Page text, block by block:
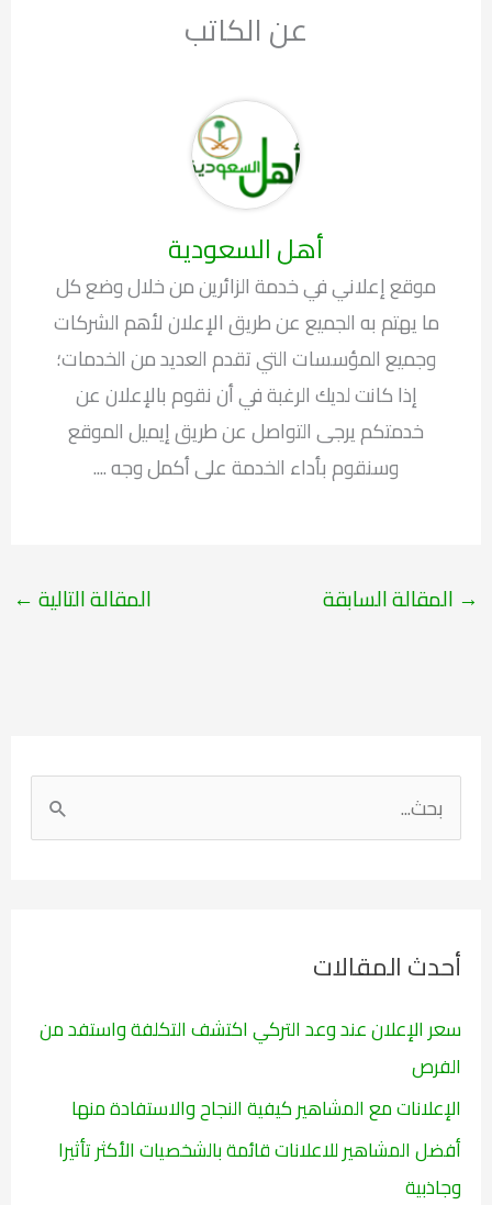
عن الكاتب
أهل السعودية
موقع إعلاني في خدمة الزائرين من خلال وضع كل
ما يهتم به الجميع عن طريق الإعلان لأهم الشركات
وجميع المؤسسات التي تقدم العديد من الخدمات؛
إذا كانت لديك الرغبة في أن نقوم بالإعلان عن
خدمتكم يرجى التواصل عن طريق إيميل الموقع
وسنقوم بأداء الخدمة على أكمل وجه ....
→ المقالة السابقة المقالة التالية←
ل
ث
ع
ن
أحدث المقالات
سعر الإعلان عند وعد التركي اكتشف التكلفة واستفد من
الفرص
الإعلانات مع المشاهير كيفية النجاح والاستفادة منها
أفضل المشاهير للاعلانات قائمة بالشخصيات الأكثر تأثيرا
وجاذبية